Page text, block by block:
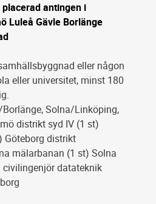
antingen i
Luleå Gävle Borlänge
eller någon
eller universitet, minst 180
Solna/Linköping,
distrikt syd IV (1 st)
Göteborg distrikt
mälarbanan (1 st) Solna
civilingenjör datateknik